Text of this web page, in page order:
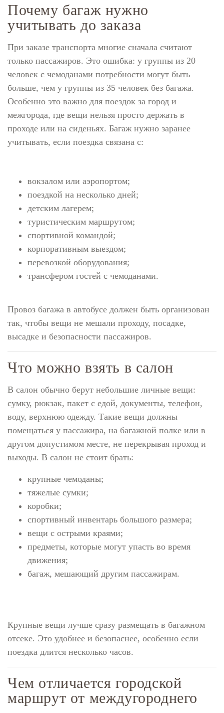
Почему багаж нужно
учитывать до заказа
При заказе транспорта многие сначала считают
только пассажиров. Это ошибка: у группы из 20
человек с чемоданами потребности могут быть
больше, чем у группы из 35 человек без багажа.
Особенно это важно для поездок за город и
межгорода, где вещи нельзя просто держать в
проходе или на сиденьях. Багаж нужно заранее
учитывать, если поездка связана с:
вокзалом или аэропортом;
поездкой на несколько дней;
детским лагерем;
туристическим маршрутом;
спортивной командой;
корпоративным выездом;
перевозкой оборудования;
трансфером гостей с чемоданами.
Провоз багажа в автобусе должен быть организован
так, чтобы вещи не мешали проходу, посадке,
высадке и безопасности пассажиров.
Что можно взять в салон
В салон обычно берут небольшие личные вещи:
сумку, рюкзак, пакет с едой, документы, телефон,
воду, верхнюю одежду. Такие вещи должны
помещаться у пассажира, на багажной полке или в
другом допустимом месте, не перекрывая проход и
выходы. В салон не стоит брать:
крупные чемоданы;
тяжелые сумки;
коробки;
спортивный инвентарь большого размера;
вещи с острыми краями;
предметы, которые могут упасть во время
движения;
багаж, мешающий другим пассажирам.
Крупные вещи лучше сразу размещать в багажном
отсеке. Это удобнее и безопаснее, особенно если
поездка длится несколько часов.
Чем отличается городской
маршрут от междугороднего